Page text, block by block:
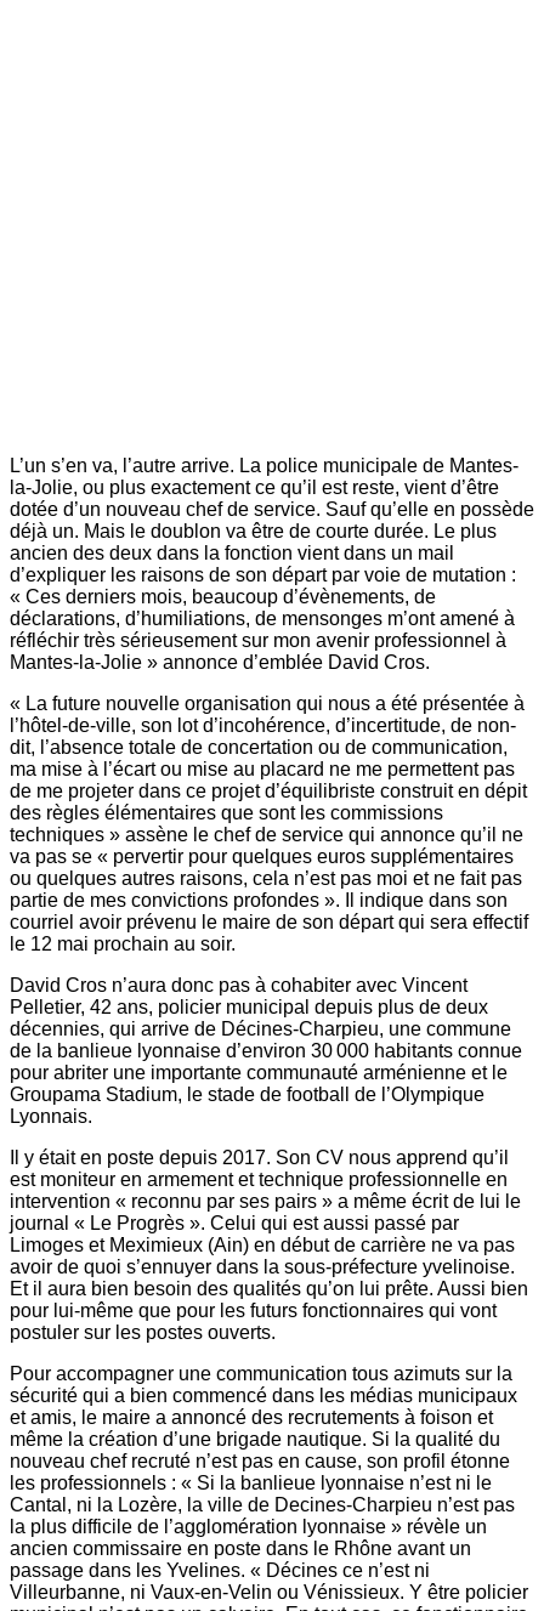
L’un s’en va, l’autre arrive. La police municipale de Mantes-
la-Jolie, ou plus exactement ce qu’il est reste, vient d’être
dotée d’un nouveau chef de service. Sauf qu’elle en possède
déjà un. Mais le doublon va être de courte durée. Le plus
ancien des deux dans la fonction vient dans un mail
d’expliquer les raisons de son départ par voie de mutation :
« Ces derniers mois, beaucoup d’évènements, de
déclarations, d’humiliations, de mensonges m’ont amené à
réfléchir très sérieusement sur mon avenir professionnel à
Mantes-la-Jolie » annonce d’emblée David Cros.
« La future nouvelle organisation qui nous a été présentée à
l’hôtel-de-ville, son lot d’incohérence, d’incertitude, de non-
dit, l’absence totale de concertation ou de communication,
ma mise à l’écart ou mise au placard ne me permettent pas
de me projeter dans ce projet d’équilibriste construit en dépit
des règles élémentaires que sont les commissions
techniques » assène le chef de service qui annonce qu’il ne
va pas se « pervertir pour quelques euros supplémentaires
ou quelques autres raisons, cela n’est pas moi et ne fait pas
partie de mes convictions profondes ». Il indique dans son
courriel avoir prévenu le maire de son départ qui sera effectif
le 12 mai prochain au soir.
David Cros n’aura donc pas à cohabiter avec Vincent
Pelletier, 42 ans, policier municipal depuis plus de deux
décennies, qui arrive de Décines-Charpieu, une commune
de la banlieue lyonnaise d’environ 30 000 habitants connue
pour abriter une importante communauté arménienne et le
Groupama Stadium, le stade de football de l’Olympique
Lyonnais.
Il y était en poste depuis 2017. Son CV nous apprend qu’il
est moniteur en armement et technique professionnelle en
intervention « reconnu par ses pairs » a même écrit de lui le
journal « Le Progrès ». Celui qui est aussi passé par
Limoges et Meximieux (Ain) en début de carrière ne va pas
avoir de quoi s’ennuyer dans la sous-préfecture yvelinoise.
Et il aura bien besoin des qualités qu’on lui prête. Aussi bien
pour lui-même que pour les futurs fonctionnaires qui vont
postuler sur les postes ouverts.
Pour accompagner une communication tous azimuts sur la
sécurité qui a bien commencé dans les médias municipaux
et amis, le maire a annoncé des recrutements à foison et
même la création d’une brigade nautique. Si la qualité du
nouveau chef recruté n’est pas en cause, son profil étonne
les professionnels : « Si la banlieue lyonnaise n’est ni le
Cantal, ni la Lozère, la ville de Decines-Charpieu n’est pas
la plus difficile de l’agglomération lyonnaise » révèle un
ancien commissaire en poste dans le Rhône avant un
passage dans les Yvelines. « Décines ce n’est ni
Villeurbanne, ni Vaux-en-Velin ou Vénissieux. Y être policier